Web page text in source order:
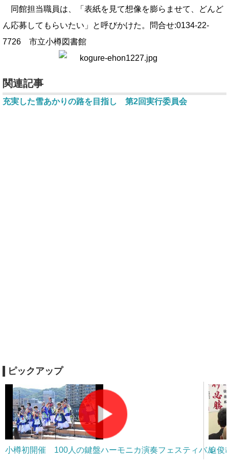
同館担当職員は、「表紙を見て想像を膨らませて、どんど
ん応募してもらいたい」と呼びかけた。問合せ:0134-22-
7726 市立小樽図書館
関連記事
充実した雪あかりの路を目指し 第2回実行委員会
ピックアップ
小樽初開催 100人の鍵盤ハーモニカ演奏フェスティバル迫俊